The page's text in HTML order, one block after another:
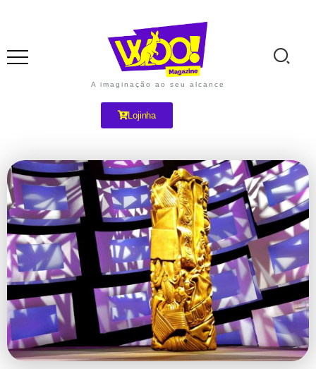
A imaginação ao seu alcance
Lojinha